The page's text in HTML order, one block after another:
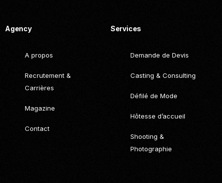
Agency
A propos
Recrutement &
Carrières
Magazine
Contact
Services
Demande de Devis
Casting & Consulting
Défilé de Mode
Hôtesse d’accueil
Shooting &
Photographie